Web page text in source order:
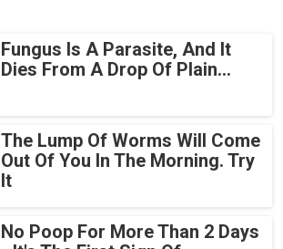
Fungus Is A Parasite, And It
Dies From A Drop Of Plain...
The Lump Of Worms Will Come
Out Of You In The Morning. Try
It
No Poop For More Than 2 Days